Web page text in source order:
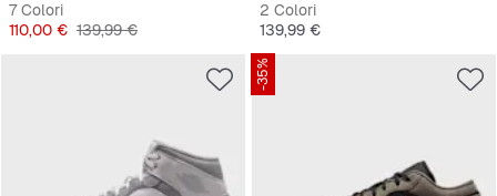
7 Colori
Prezzo
110,00 € Prezzo originale
139,99 €
2 Colori
Prezzo
139,99 €
-35%